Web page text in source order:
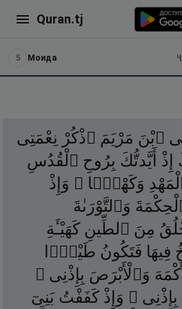
Quran.tj
5 Моида
ٱبْنَ مَرْيَمَ ٱذْكُرْ نِعْمَتِى
إِذْ أَيَّدتُّكَ بِرُوحِ ٱلْقُدُسِ
وَكَهْلًۭا ۖ وَإِذْ
وَٱلتَّوْرَىٰةَ
مِنَ ٱلطِّينِ كَهَيْـَٔةِ
فِيهَا فَتَكُونُ طَيْرًۢا
وَٱلْأَبْرَصَ بِإِذْنِى ۖ
بِإِذْنِى ۖ وَإِذْ كَفَفْتُ بَنِىٓ